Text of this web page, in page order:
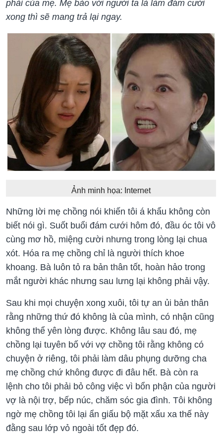
phải của mẹ. Mẹ bảo với người ta là làm đám cưới
xong thì sẽ mang trả lại ngay.
Ảnh minh họa: Internet
Những lời mẹ chồng nói khiến tôi á khẩu không còn
biết nói gì. Suốt buổi đám cưới hôm đó, đầu óc tôi vô
cùng mơ hồ, miệng cười nhưng trong lòng lại chua
xót. Hóa ra mẹ chồng chỉ là người thích khoe
khoang. Bà luôn tỏ ra bản thân tốt, hoàn hảo trong
mắt người khác nhưng sau lưng lại không phải vậy.
Sau khi mọi chuyện xong xuôi, tôi tự an ủi bản thân
rằng những thứ đó không là của mình, có nhận cũng
không thể yên lòng được. Không lâu sau đó, mẹ
chồng lại tuyên bố với vợ chồng tôi rằng không có
chuyện ở riêng, tôi phải làm dâu phụng dưỡng cha
mẹ chồng chứ không được đi đâu hết. Bà còn ra
lệnh cho tôi phải bỏ công việc vì bổn phận của người
vợ là nội trợ, bếp núc, chăm sóc gia đình. Tôi không
ngờ mẹ chồng tôi lại ẩn giấu bộ mặt xấu xa thế này
đằng sau lớp vỏ ngoài tốt đẹp đó.